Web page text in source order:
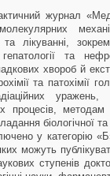
журнал
та лікуванні,
гепатології та
хвороб й
та патохімії
процесів,
біологічної та
у категорію
можуть
ступенів